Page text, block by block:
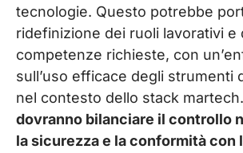
tecnologie. Questo potrebbe
ridefinizione dei ruoli lavorativi e
competenze richieste, con
sull’uso efficace degli strumenti
nel contesto dello stack martech.
dovranno bilanciare il controllo
la sicurezza e la conformità con